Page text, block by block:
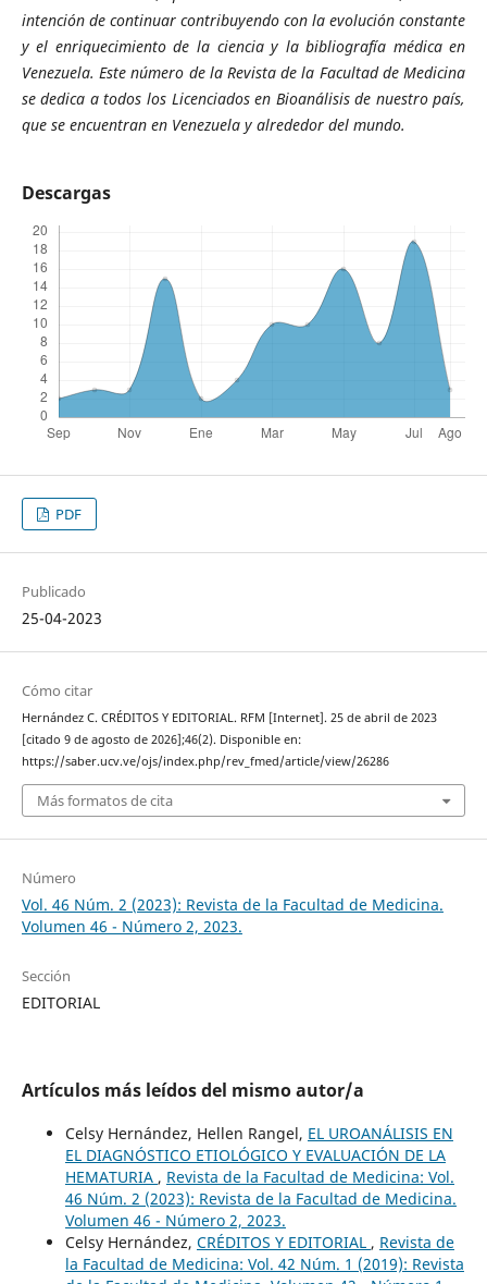
intención de continuar contribuyendo con la evolución constante
y el enriquecimiento de la ciencia y la bibliografía médica en
Venezuela. Este número de la Revista de la Facultad de Medicina
se dedica a todos los Licenciados en Bioanálisis de nuestro país,
que se encuentran en Venezuela y alrededor del mundo.
Descargas
PDF
Publicado
25-04-2023
Cómo citar
Hernández C. CRÉDITOS Y EDITORIAL. RFM [Internet]. 25 de abril de 2023
[citado 9 de agosto de 2026];46(2). Disponible en:
https://saber.ucv.ve/ojs/index.php/rev_fmed/article/view/26286
Más formatos de cita
Número
Vol. 46 Núm. 2 (2023): Revista de la Facultad de Medicina.
Volumen 46 - Número 2, 2023.
Sección
EDITORIAL
Artículos más leídos del mismo autor/a
Celsy Hernández, Hellen Rangel, EL UROANÁLISIS EN
EL DIAGNÓSTICO ETIOLÓGICO Y EVALUACIÓN DE LA
HEMATURIA , Revista de la Facultad de Medicina: Vol.
46 Núm. 2 (2023): Revista de la Facultad de Medicina.
Volumen 46 - Número 2, 2023.
Celsy Hernández, CRÉDITOS Y EDITORIAL , Revista de
la Facultad de Medicina: Vol. 42 Núm. 1 (2019): Revista